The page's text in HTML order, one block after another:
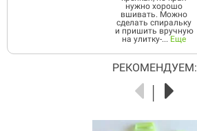
нужно хорошо
вшивать. Можно
сделать спиральку
и пришить вручную
на улитку-...Еще
РЕКОМЕНДУЕМ: